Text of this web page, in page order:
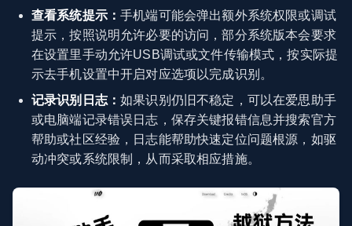
查看系统提示：手机端可能会弹出额外系统权限或调试
提示，按照说明允许必要的访问，部分系统版本会要求
在设置里手动允许USB调试或文件传输模式，按实际提
示去手机设置中开启对应选项以完成识别。
记录识别日志：如果识别仍旧不稳定，可以在爱思助手
或电脑端记录错误日志，保存关键报错信息并搜索官方
帮助或社区经验，日志能帮助快速定位问题根源，如驱
动冲突或系统限制，从而采取相应措施。